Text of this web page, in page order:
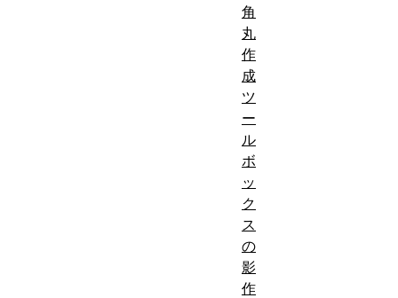
角
丸
作
成
ツ
ー
ル
ボ
ッ
ク
ス
の
影
作